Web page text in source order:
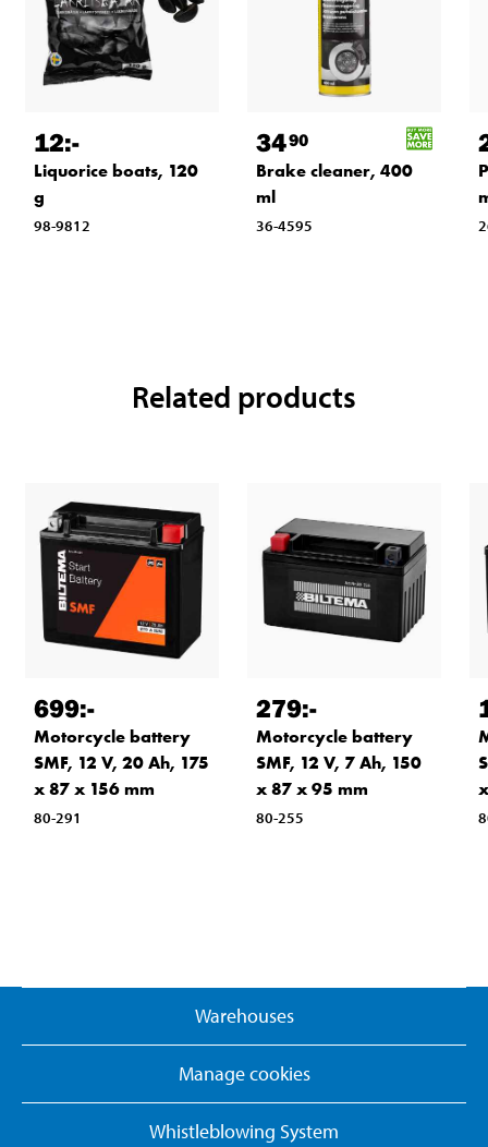
12:-
Liquorice boats, 120
g
98-9812
3490
Brake cleaner, 400
ml
36-4595
Related products
699:-
Motorcycle battery
SMF, 12 V, 20 Ah, 175
x 87 x 156 mm
80-291
279:-
Motorcycle battery
SMF, 12 V, 7 Ah, 150
x 87 x 95 mm
80-255
Warehouses
Manage cookies
Whistleblowing System